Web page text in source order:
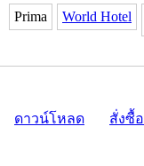
Prima World Hotel
ดาวน์โหลด สั่งซื้อ